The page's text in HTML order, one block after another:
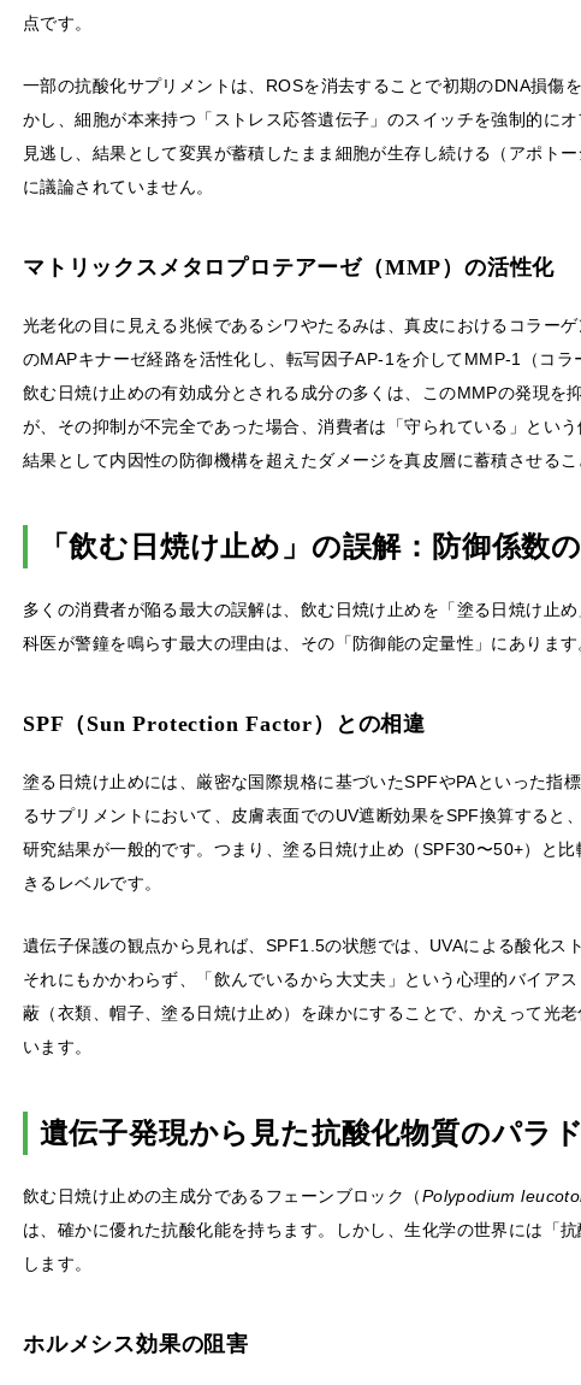
点です。
一部の抗酸化サプリメントは、ROSを消去することで初期のDNA損傷
かし、細胞が本来持つ「ストレス応答遺伝子」のスイッチを強制的に
見逃し、結果として変異が蓄積したまま細胞が生存し続ける（アポト
に議論されていません。
マトリックスメタロプロテアーゼ（MMP）の活性化
光老化の目に見える兆候であるシワやたるみは、真皮におけるコラー
のMAPキナーゼ経路を活性化し、転写因子AP-1を介してMMP-1（コラ
飲む日焼け止めの有効成分とされる成分の多くは、このMMPの発現を
が、その抑制が不完全であった場合、消費者は「守られている」とい
結果として内因性の防御機構を超えたダメージを真皮層に蓄積させるこ
「飲む日焼け止め」の誤解：防御係数
多くの消費者が陥る最大の誤解は、飲む日焼け止めを「塗る日焼け止
科医が警鐘を鳴らす最大の理由は、その「防御能の定量性」にあります
SPF（Sun Protection Factor）との相違
塗る日焼け止めには、厳密な国際規格に基づいたSPFやPAといった指
るサプリメントにおいて、皮膚表面でのUV遮断効果をSPF換算すると
研究結果が一般的です。つまり、塗る日焼け止め（SPF30〜50+）と
きるレベルです。
遺伝子保護の観点から見れば、SPF1.5の状態では、UVAによる酸化ス
それにもかかわらず、「飲んでいるから大丈夫」という心理的バイア
蔽（衣類、帽子、塗る日焼け止め）を疎かにすることで、かえって光
います。
遺伝子発現から見た抗酸化物質のパラ
飲む日焼け止めの主成分であるフェーンブロック（Polypodium
は、確かに優れた抗酸化能を持ちます。しかし、生化学の世界には「
します。
ホルメシス効果の阻害